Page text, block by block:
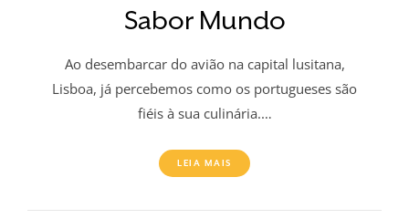
Sabor Mundo
Ao desembarcar do avião na capital lusitana,
Lisboa, já percebemos como os portugueses são
fiéis à sua culinária.…
LEIA MAIS